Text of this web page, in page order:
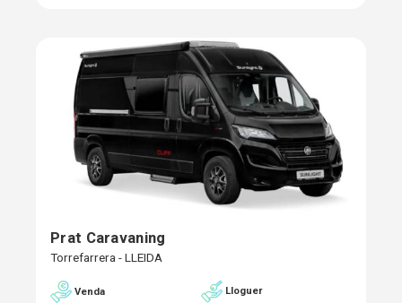
Prat Caravaning
Torrefarrera - LLEIDA
Venda Lloguer